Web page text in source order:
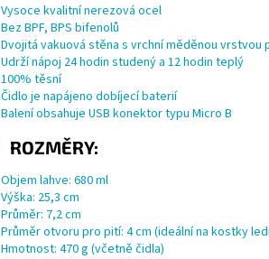
Vysoce kvalitní nerezová ocel
BezBPF, BPS bifenolů
Dvojitá vakuová stěna s vrchní měděnou vrstvou
Udrží nápoj 24 hodin studený a 12 hodin teplý
100% těsní
Čidlo je napájeno dobíjecí baterií
Balení obsahuje USB konektortypu Micro B
ROZMĚRY:
Objem lahve: 680 ml
Výška: 25,3 cm
Průměr: 7,2 cm
Průměr otvoru pro pití: 4 cm (ideální na kostky
Hmotnost: 470 g (včetně čidla)